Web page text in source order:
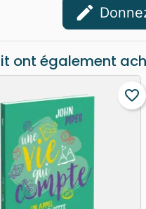
edit
ont également
favorite_border